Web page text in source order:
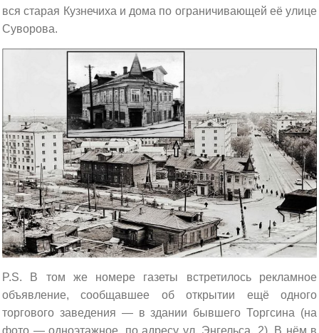
вся старая Кузнечиха и дома по ограничивающей её улице
Суворова.
P.S. В том же номере газеты встретилось рекламное
объявление, сообщавшее об открытии ещё одного
торгового заведения — в здании бывшего Торгсина (на